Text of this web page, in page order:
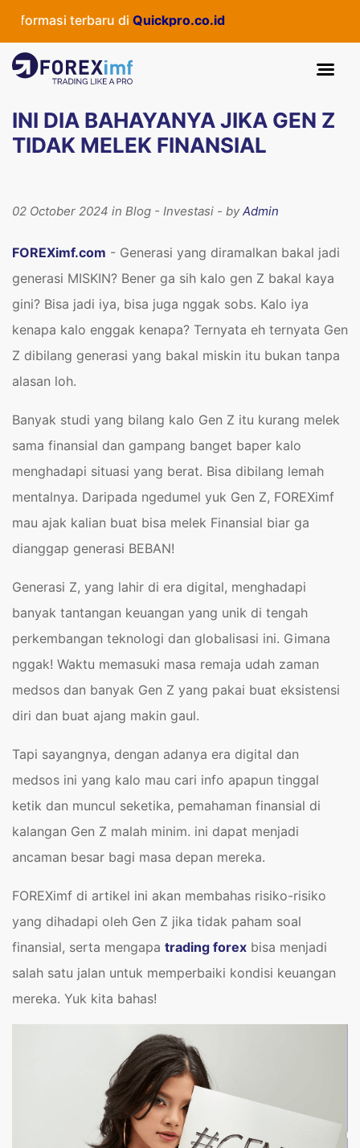
terbaru diQuickpro.co.id
INI DIA BAHAYANYA JIKA GEN Z
TIDAK MELEK FINANSIAL
02 October 2024 in Blog - Investasi - byAdmin
FOREXimf.com - Generasi yang diramalkan bakal jadi
generasi MISKIN? Bener ga sih kalo gen Z bakal kaya
gini? Bisa jadi iya, bisa juga nggak sobs. Kalo iya
kenapa kalo enggak kenapa? Ternyata eh ternyata Gen
Z dibilang generasi yang bakal miskin itu bukan tanpa
alasan loh.
Banyak studi yang bilang kalo Gen Z itu kurang melek
sama finansial dan gampang banget baper kalo
menghadapi situasi yang berat. Bisa dibilang lemah
mentalnya. Daripada ngedumel yuk Gen Z, FOREXimf
mau ajak kalian buat bisa melek Finansial biar ga
dianggap generasi BEBAN!
Generasi Z, yang lahir di era digital, menghadapi
banyak tantangan keuangan yang unik di tengah
perkembangan teknologi dan globalisasi ini. Gimana
nggak! Waktu memasuki masa remaja udah zaman
medsos dan banyak Gen Z yang pakai buat eksistensi
diri dan buat ajang makin gaul.
Tapi sayangnya, dengan adanya era digital dan
medsos ini yang kalo mau cari info apapun tinggal
ketik dan muncul seketika, pemahaman finansial di
kalangan Gen Z malah minim. ini dapat menjadi
ancaman besar bagi masa depan mereka.
FOREXimf di artikel ini akan membahas risiko-risiko
yang dihadapi oleh Gen Z jika tidak paham soal
finansial, serta mengapa trading forex bisa menjadi
salah satu jalan untuk memperbaiki kondisi keuangan
mereka. Yuk kita bahas!